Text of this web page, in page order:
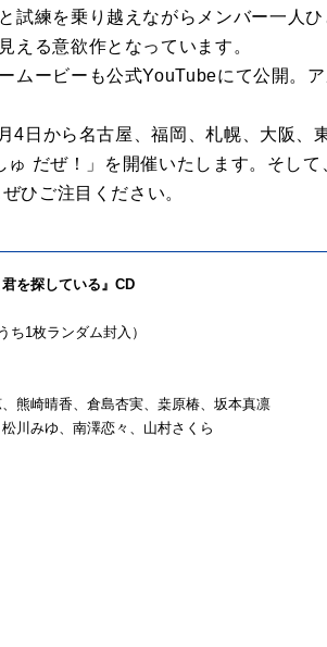
試練を乗り越えながらメンバー一人
える意欲作となっています。
ムービーも公式YouTubeにて公開。
4日から名古屋、福岡、札幌、大阪
だぜ！」を開催いたします。そし
ひご注目ください。
を探している』CD
1枚ランダム封入）
熊崎晴香、倉島杏実、桒原椿、坂本真凛
川みゆ、南澤恋々、山村さくら